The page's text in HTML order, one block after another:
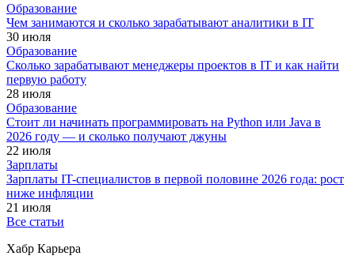
Образование
Чем занимаются и сколько зарабатывают аналитики в IT
30 июля
Образование
Сколько зарабатывают менеджеры проектов в IT и как найти
первую работу
28 июля
Образование
Стоит ли начинать программировать на Python или Java в
2026 году — и сколько получают джуны
22 июля
Зарплаты
Зарплаты IT-специалистов в первой половине 2026 года: рост
ниже инфляции
21 июля
Все статьи
Хабр Карьера